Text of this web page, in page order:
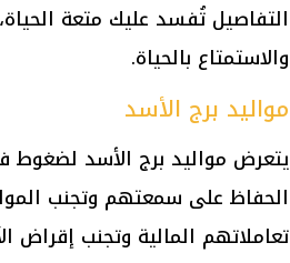
التفاصيل تُفسد عليك متعة
والاستمتاع بالحياة.
مواليد برج الأسد
يتعرض مواليد برج الأسد
الحفاظ على سمعتهم وتجنب
تعاملاتهم المالية وتجنب إقراض